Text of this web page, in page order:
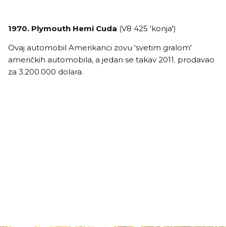
1970. Plymouth Hemi Cuda (V8 425 'konja')
Ovaj automobil Amerikanci zovu 'svetim gralom'
američkih automobila, a jedan se takav 2011. prodavao
za 3.200.000 dolara.